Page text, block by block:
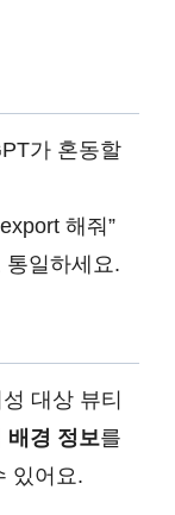
가 혼동할
해줘”
일하세요.
대상 뷰티
배경 정보를
있어요.